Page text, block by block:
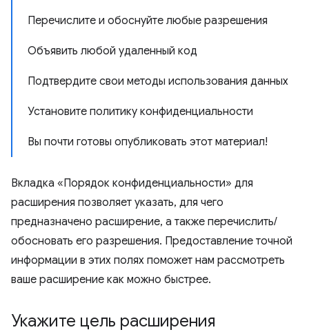
Перечислите и обоснуйте любые разрешения
Объявить любой удаленный код
Подтвердите свои методы использования данных
Установите политику конфиденциальности
Вы почти готовы опубликовать этот материал!
Вкладка «Порядок конфиденциальности» для
расширения позволяет указать, для чего
предназначено расширение, а также перечислить/
обосновать его разрешения. Предоставление точной
информации в этих полях поможет нам рассмотреть
ваше расширение как можно быстрее.
Укажите цель расширения